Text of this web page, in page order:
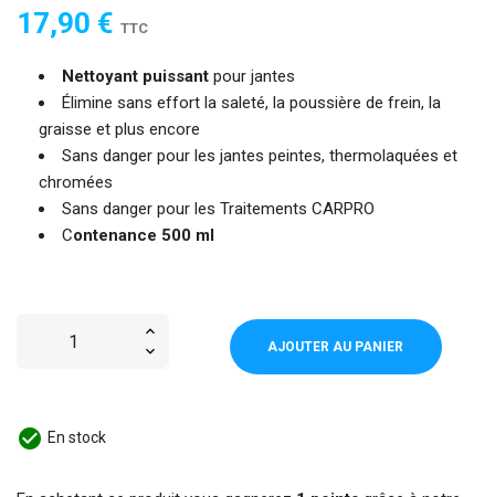
17,90 € TTC
Nettoyant puissant pour jantes
Élimine sans effort la saleté, la poussière de frein, la
graisse et plus encore
Sans danger pour les jantes peintes, thermolaquées et
chromées
Sans danger pour les Traitements CARPRO
Contenance 500 ml
AJOUTER AU PANIER
check_circle En stock